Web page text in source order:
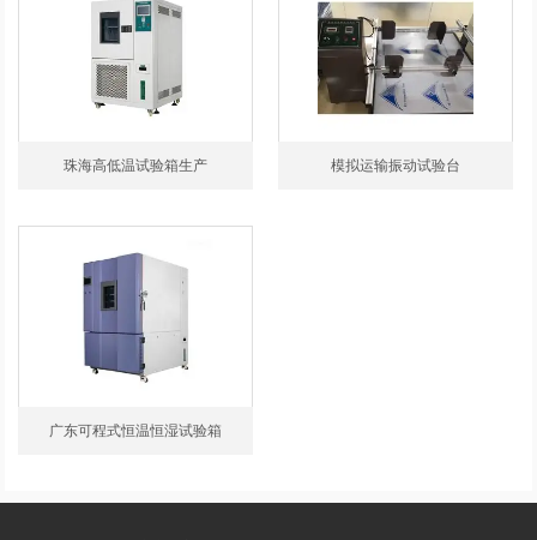
珠海高低温试验箱生产 模拟运输振动试验台
广东可程式恒温恒湿试验箱